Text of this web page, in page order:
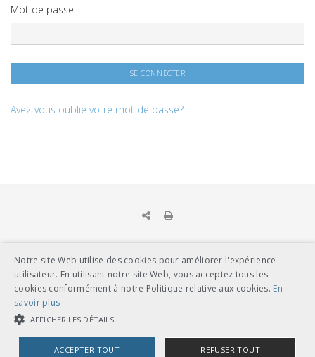
Mot de passe
Avez-vous oublié votre mot de passe?
UNION DES TRANSPORTS PUBLICS
Dählhölzliweg 12
Tél. en contact direct avec l’équipe de l’UTP
info@utp.ch
Plan d'accès
Notre site Web utilise des cookies pour améliorer l'expérience
utilisateur. En utilisant notre site Web, vous acceptez tous les
cookies conformément à notre Politique relative aux cookies. En
savoir plus
AFFICHER LES DÉTAILS
ACCEPTER TOUT REFUSER TOUT